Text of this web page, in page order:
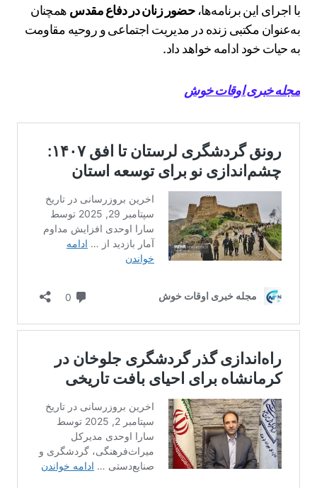
با اجرای این برنامه‌ها،حضور زنان در دفاع مقدس همچنان
به‌عنوان مکتبی زنده در مدیریت اجتماعی و روحیه مقاومت
به حیات خود ادامه خواهد داد.
مجله خبری اوقات خوش